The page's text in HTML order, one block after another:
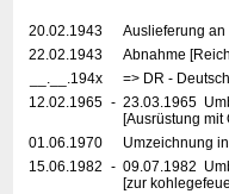
20.02.1943
Auslieferung
22.02.1943
Abnahme
__.__.194x
=> DR -
12.02.1965 - 23.03.1965
[Ausrüstung
01.06.1970
Umzeichnung
15.06.1982 - 09.07.1982
[zur